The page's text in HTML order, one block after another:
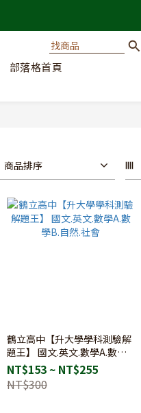
部落格首頁
商品排序
鶴立高中【升大學學科測驗解
題王】 國文.英文.數學A.數學
B.自然.社會
NT$153 ~ NT$255
NT$300